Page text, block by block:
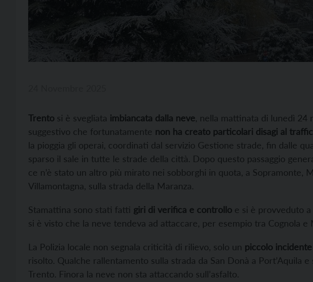
Trento si è svegliata imbiancata dalla neve, nella mattinata di lunedì 24
suggestivo che fortunatamente non ha creato particolari disagi al
la pioggia gli operai, coordinati dal servizio Gestione strade, fin dalle
sparso il sale in tutte le strade della città. Dopo questo passaggio
ce n’è stato un altro più mirato nei sobborghi in quota, a Sopramonte,
Villamontagna, sulla strada della Maranza.
Stamattina sono stati fatti giri di verifica e controllo e si è provveduto
si è visto che la neve tendeva ad attaccare, per esempio tra Cognola e
La Polizia locale non segnala criticità di rilievo, solo un piccolo
risolto. Qualche rallentamento sulla strada da San Donà a Port’Aquila e
Trento. Finora la neve non sta attaccando sull’asfalto.